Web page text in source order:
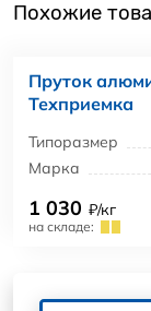
Похожие
Пруток
Техприемка
Типоразмер
Марка
1 030 ₽/кг
на складе: